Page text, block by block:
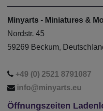
Minyarts - Miniatures &
Nordstr. 45
59269 Beckum,
+49 (0) 2521 8791087
info@minyarts.eu
Öffnungszeiten